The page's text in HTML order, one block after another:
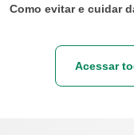
Como evitar e cuidar
Acessar